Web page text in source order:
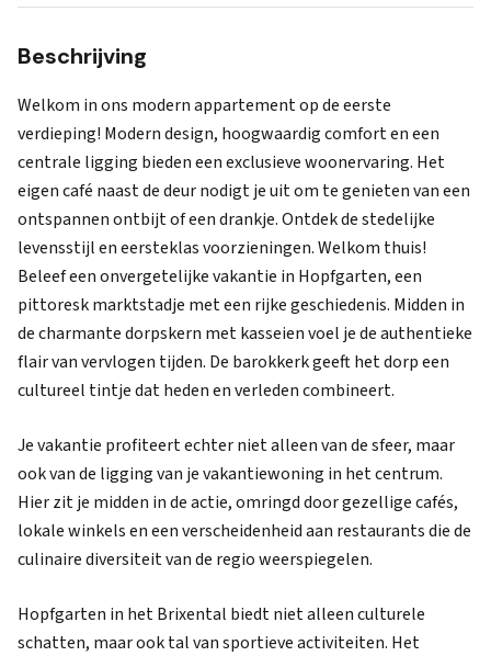
Beschrijving
Welkom in ons modern appartement op de eerste
verdieping! Modern design, hoogwaardig comfort en een
centrale ligging bieden een exclusieve woonervaring. Het
eigen café naast de deur nodigt je uit om te genieten van een
ontspannen ontbijt of een drankje. Ontdek de stedelijke
levensstijl en eersteklas voorzieningen. Welkom thuis!
Beleef een onvergetelijke vakantie in Hopfgarten, een
pittoresk marktstadje met een rijke geschiedenis. Midden in
de charmante dorpskern met kasseien voel je de authentieke
flair van vervlogen tijden. De barokkerk geeft het dorp een
cultureel tintje dat heden en verleden combineert.
Je vakantie profiteert echter niet alleen van de sfeer, maar
ook van de ligging van je vakantiewoning in het centrum.
Hier zit je midden in de actie, omringd door gezellige cafés,
lokale winkels en een verscheidenheid aan restaurants die de
culinaire diversiteit van de regio weerspiegelen.
Hopfgarten in het Brixental biedt niet alleen culturele
schatten, maar ook tal van sportieve activiteiten. Het